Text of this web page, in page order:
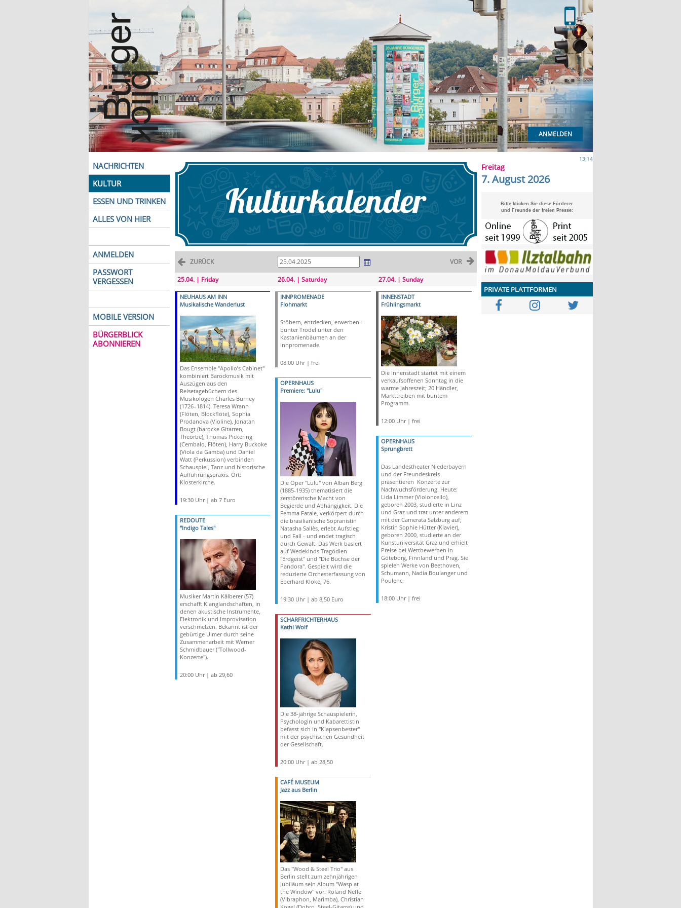
ANMELDEN
NACHRICHTEN
KULTUR
ESSEN UND TRINKEN
ALLES VON HIER
ANMELDEN
PASSWORT
VERGESSEN
MOBILE VERSION
BÜRGERBLICK
ABONNIEREN
ZURÜCK VOR
25.04. | Friday
NEUHAUS AM INN
Musikalische Wanderlust
Das Ensemble "Apollo’s Cabinet"
kombiniert Barockmusik mit
Auszügen aus den
Reisetagebüchern des
Musikologen Charles Burney
(1726–1814). Teresa Wrann
(Flöten, Blockflöte), Sophia
Prodanova (Violine), Jonatan
Bougt (barocke Gitarren,
Theorbe), Thomas Pickering
(Cembalo, Flöten), Harry Buckoke
(Viola da Gamba) und Daniel
Watt (Perkussion) verbinden
Schauspiel, Tanz und historische
Aufführungspraxis. Ort:
Klosterkirche.
19:30 Uhr | ab 7 Euro
REDOUTE
"Indigo Tales"
Musiker Martin Kälberer (57)
erschafft Klanglandschaften, in
denen akustische Instrumente,
Elektronik und Improvisation
verschmelzen. Bekannt ist der
gebürtige Ulmer durch seine
Zusammenarbeit mit Werner
Schmidbauer ("Tollwood-
Konzerte").
20:00 Uhr | ab 29,60
26.04. | Saturday
INNPROMENADE
Flohmarkt
Stöbern, entdecken, erwerben -
bunter Trödel unter den
Kastanienbäumen an der
Innpromenade.
08:00 Uhr | frei
OPERNHAUS
Premiere: "Lulu"
Die Oper "Lulu" von Alban Berg
(1885-1935) thematisiert die
zerstörerische Macht von
Begierde und Abhängigkeit. Die
Femma Fatale, verkörpert durch
die brasilianische Sopranistin
Natasha Sallès, erlebt Aufstieg
und Fall - und endet tragisch
durch Gewalt. Das Werk basiert
auf Wedekinds Tragödien
"Erdgeist" und "Die Büchse der
Pandora". Gespielt wird die
reduzierte Orchesterfassung von
Eberhard Kloke, 76.
19:30 Uhr | ab 8,50 Euro
SCHARFRICHTERHAUS
Kathi Wolf
Die 38-jährige Schauspielerin,
Psychologin und Kabarettistin
befasst sich in "Klapsenbester"
mit der psychischen Gesundheit
der Gesellschaft.
20:00 Uhr | ab 28,50
CAFÉ MUSEUM
Jazz aus Berlin
Das "Wood & Steel Trio" aus
Berlin stellt zum zehnjährigen
Jubiläum sein Album "Wasp at
the Window" vor: Roland Neffe
(Vibraphon, Marimba), Christian
27.04. | Sunday
INNENSTADT
Frühlingsmarkt
Die Innenstadt startet mit einem
verkaufsoffenen Sonntag in die
warme Jahreszeit; 20 Händler,
Markttreiben mit buntem
Programm.
12:00 Uhr | frei
OPERNHAUS
Sprungbrett
Das Landestheater Niederbayern
und der Freundeskreis
präsentieren Konzerte zur
Nachwuchsförderung. Heute:
Lida Limmer (Violoncello),
geboren 2003, studierte in Linz
und Graz und trat unter anderem
mit der Camerata Salzburg auf;
Kristin Sophie Hütter (Klavier),
geboren 2000, studierte an der
Kunstuniversität Graz und erhielt
Preise bei Wettbewerben in
Göteborg, Finnland und Prag. Sie
spielen Werke von Beethoven,
Schumann, Nadia Boulanger und
Poulenc.
18:00 Uhr | frei
13:14
Freitag
7. August 2026
Bitte klicken Sie diese Förderer
und Freunde der freien Presse:
PRIVATE PLATTFORMEN